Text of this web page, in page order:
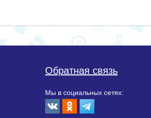
Обратная связь
Мы в социальных сетях: